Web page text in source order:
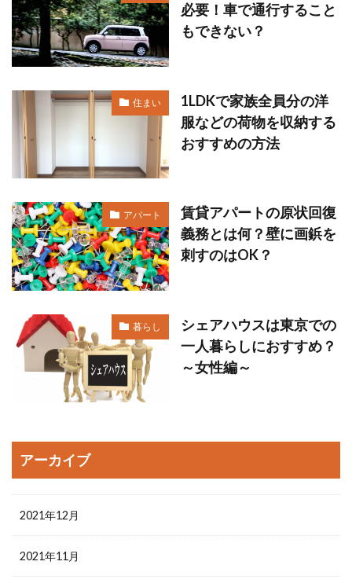
必要！車で通行すること
もできない？
住まい
1LDKで家族全員分の洋
服などの荷物を収納する
おすすめの方法
アパート
賃貸アパートの原状回復
義務とは何？壁に画鋲を
刺すのはOK？
暮らし
シェアハウスは東京での
一人暮らしにおすすめ？
～女性編～
アーカイブ
2021年12月
2021年11月